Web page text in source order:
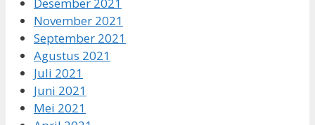
November 2021
September 2021
Agustus 2021
Juli 2021
Juni 2021
Mei 2021